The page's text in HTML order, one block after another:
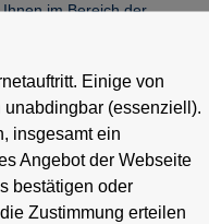
im Bereich der
auf die umfassende
dieses die
Über einen klar
die vollständige
auch die
Einige von
(essenziell).
insgesamt ein
Angebot der Webseite
bestätigen oder
Zustimmung erteilen